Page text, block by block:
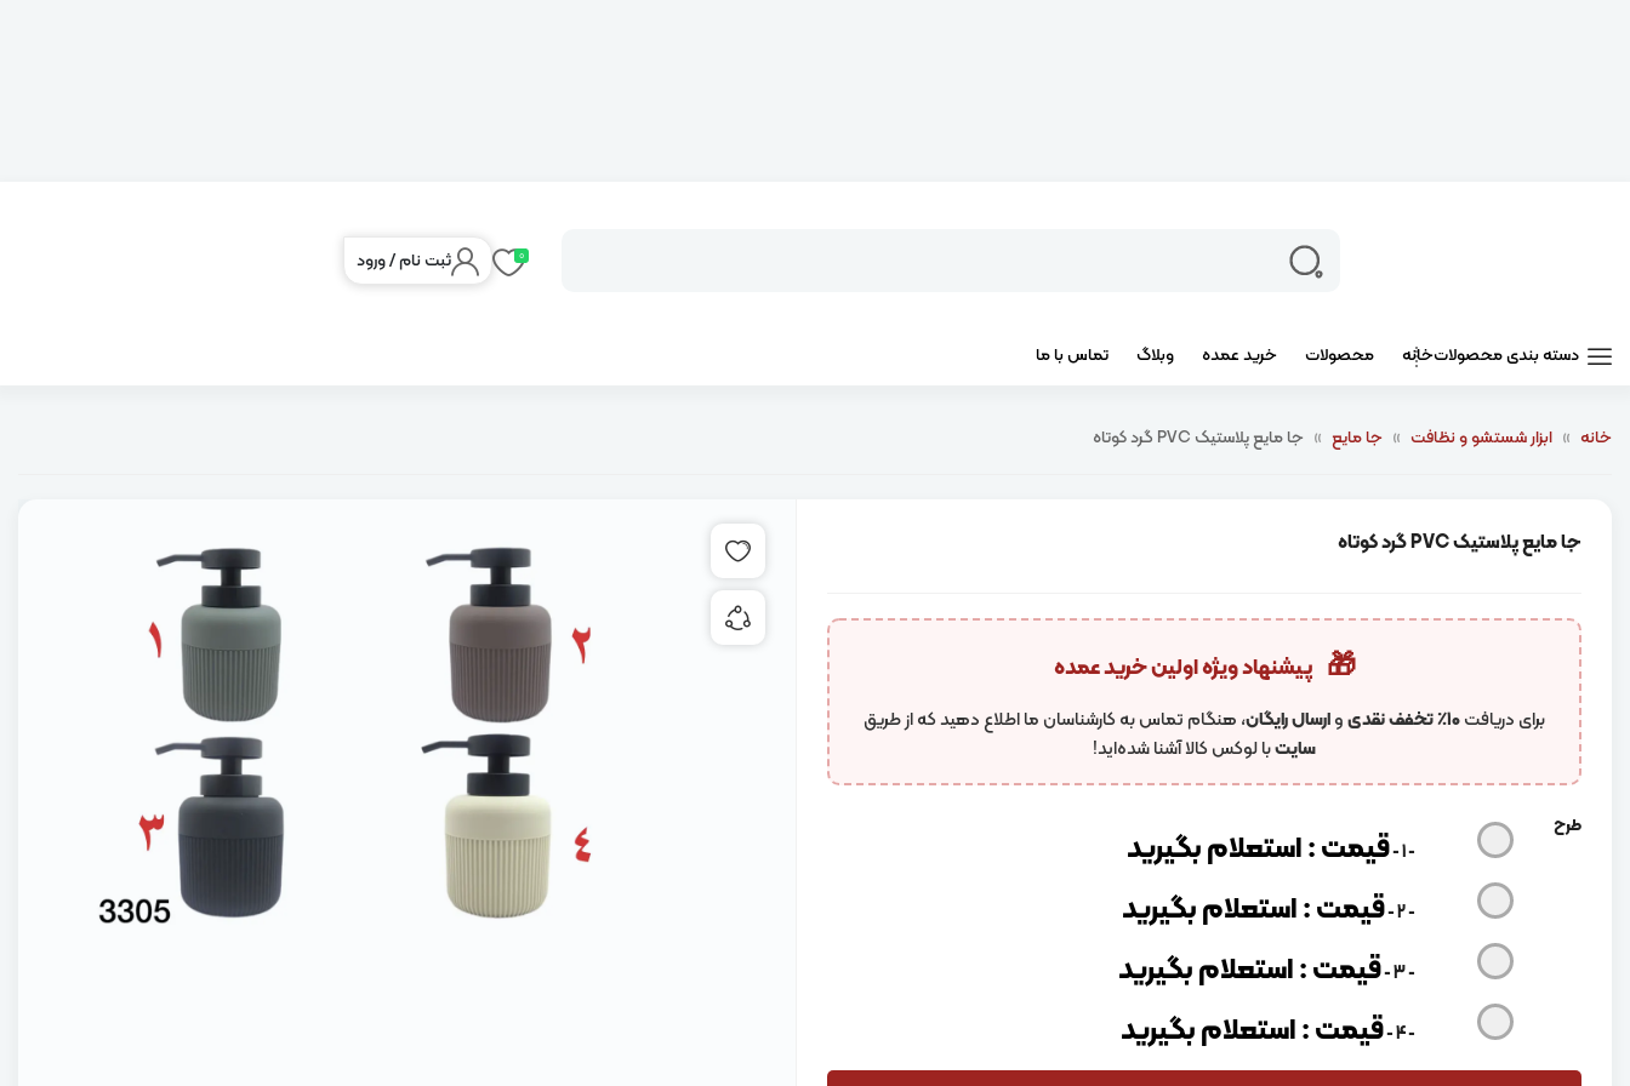
0 ثبت نام/
دسته بندی محصولاتخانه محصولات خرید عمده وبلاگ تماس با ما
خانه » ابزار شستشو و نظافت » جا مایع » جا مایع پلاستیک PVC گرد کوتاه
به اشتراک گذاری محصول
جا مایع پلاستیک PVC گرد کوتاه
🎁 پیشنهاد ویژه اولین خرید عمده
برای دریافت۱۰٪ تخفف نقدی وارسال رایگان، هنگام تماس به کارشناسان ما اطلاع دهید که از طریق
سایتبا لوکس کالا آشنا شده‌اید!
طرح
-
1
-قیمت : استعلام بگیرید
-
2
-قیمت : استعلام بگیرید
-
3
-قیمت : استعلام بگیرید
-
4
-قیمت : استعلام بگیرید